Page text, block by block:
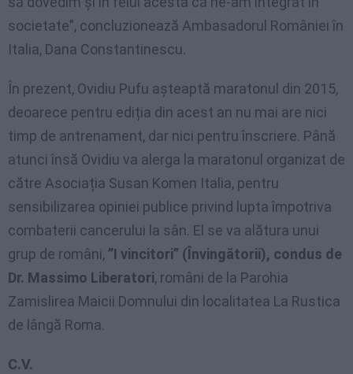
societate”, concluzionează Ambasadorul României în
Italia, Dana Constantinescu.
În prezent, Ovidiu Pufu așteaptă maratonul din 2015,
deoarece pentru ediția din acest an nu mai are nici
timp de antrenament, dar nici pentru înscriere. Până
atunci însă Ovidiu va alerga la maratonul organizat de
către Asociația Susan Komen Italia, pentru
sensibilizarea opiniei publice privind lupta împotriva
combaterii cancerului la sân. El se va alătura unui
grup de români, ”I vincitori” (Învingătorii), condus de
Dr. Massimo Liberatori, români de la Parohia
Zamislirea Maicii Domnului din localitatea La Rustica
de lângă Roma.
C.V.